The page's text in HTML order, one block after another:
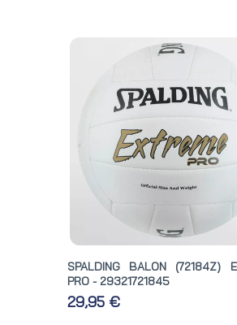
SPALDING BALON (72184Z)
PRO - 29321721845
29,95 €